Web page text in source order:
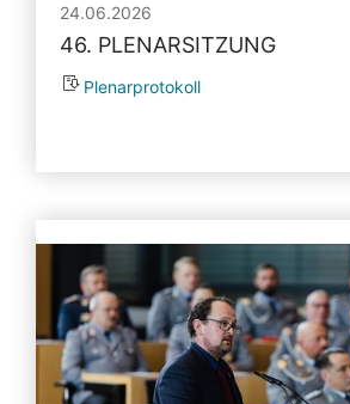
24.06.2026
46. PLENARSITZUNG
Plenarprotokoll